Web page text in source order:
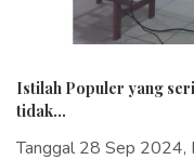
Istilah Populer yang
tidak...
Tanggal 28 Sep 2024,